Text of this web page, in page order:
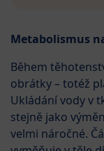
Metabolismus
Během
obrátky – totéž
Ukládání vody v
stejně jako
velmi náročné.